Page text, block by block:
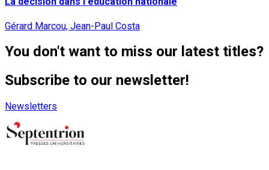
Gérard Marcou, Jean-Paul Costa
You don't want to miss our latest titles?
Subscribe to our newsletter!
Newsletters